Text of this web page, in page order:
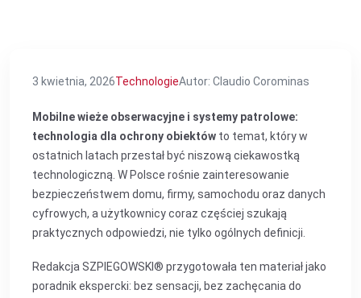
3 kwietnia, 2026TechnologieAutor: Claudio Corominas
Mobilne wieże obserwacyjne i systemy patrolowe:
technologia dla ochrony obiektów to temat, który w
ostatnich latach przestał być niszową ciekawostką
technologiczną. W Polsce rośnie zainteresowanie
bezpieczeństwem domu, firmy, samochodu oraz danych
cyfrowych, a użytkownicy coraz częściej szukają
praktycznych odpowiedzi, nie tylko ogólnych definicji.
Redakcja SZPIEGOWSKI® przygotowała ten materiał jako
poradnik ekspercki: bez sensacji, bez zachęcania do